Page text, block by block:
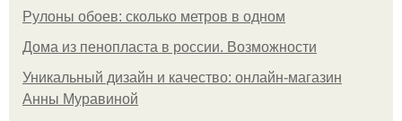
Рулоны обоев: сколько метров в одном
Дома из пенопласта в россии. Возможности
Уникальный дизайн и качество: онлайн-магазин
Анны Муравиной